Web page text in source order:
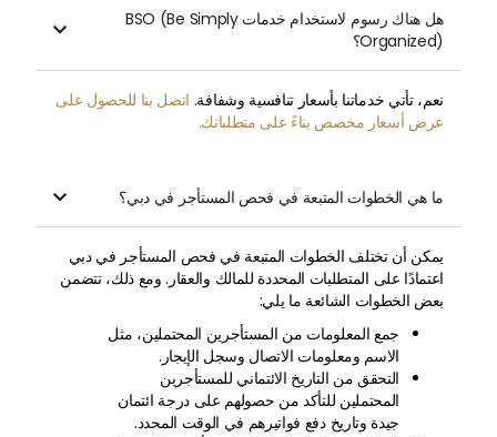
هل هناك رسوم لاستخدام خدمات BSO (Be Simply
Organized)؟

نعم، تأتي خدماتنا بأسعار تنافسية وشفافة. اتصل بنا للحصول على
عرض أسعار مخصص بناءً على متطلباتك.
ما هي الخطوات المتبعة في فحص المستأجر في دبي؟ 
يمكن أن تختلف الخطوات المتبعة في فحص المستأجر في دبي
اعتمادًا على المتطلبات المحددة للمالك والعقار. ومع ذلك، تتضمن
بعض الخطوات الشائعة ما يلي:
جمع المعلومات من المستأجرين المحتملين، مثل
الاسم ومعلومات الاتصال وسجل الإيجار.
التحقق من التاريخ الائتماني للمستأجرين
المحتملين للتأكد من حصولهم على درجة ائتمان
جيدة وتاريخ دفع فواتيرهم في الوقت المحدد.